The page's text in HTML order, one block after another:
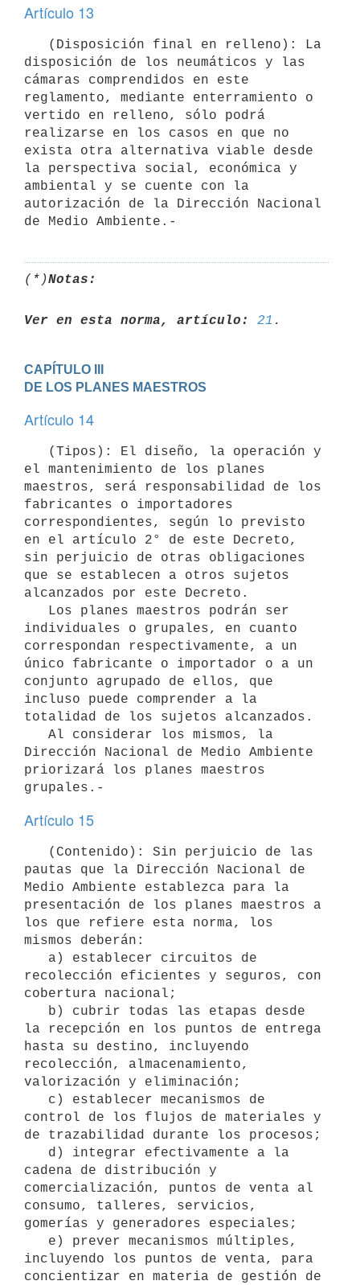
Artículo 13
disposición de los neumáticos y las
cámaras comprendidos en este
reglamento, mediante enterramiento o
vertido en relleno, sólo podrá
realizarse en los casos en que no
exista otra alternativa viable desde
la perspectiva social, económica y
ambiental y se cuente con la
autorización de la Dirección Nacional
de Medio Ambiente.-
(*)Notas:
Ver en esta norma, artículo: 21
CAPÍTULO III
DE LOS PLANES MAESTROS
Artículo 14
el mantenimiento de los planes
maestros, será responsabilidad de los
fabricantes o importadores
correspondientes, según lo previsto
en el artículo 2° de este Decreto,
sin perjuicio de otras obligaciones
que se establecen a otros sujetos
alcanzados por este Decreto.
individuales o grupales, en cuanto
correspondan respectivamente, a un
único fabricante o importador o a un
conjunto agrupado de ellos, que
incluso puede comprender a la
totalidad de los sujetos alcanzados.
Dirección Nacional de Medio Ambiente
priorizará los planes maestros
Artículo 15
pautas que la Dirección Nacional de
Medio Ambiente establezca para la
presentación de los planes maestros a
los que refiere esta norma, los
mismos deberán:
recolección eficientes y seguros, con
cobertura nacional;
la recepción en los puntos de entrega
hasta su destino, incluyendo
recolección, almacenamiento,
valorización y eliminación;
control de los flujos de materiales y
de trazabilidad durante los procesos;
cadena de distribución y
comercialización, puntos de venta al
consumo, talleres, servicios,
gomerías y generadores especiales;
incluyendo los puntos de venta, para
concientizar en materia de gestión de